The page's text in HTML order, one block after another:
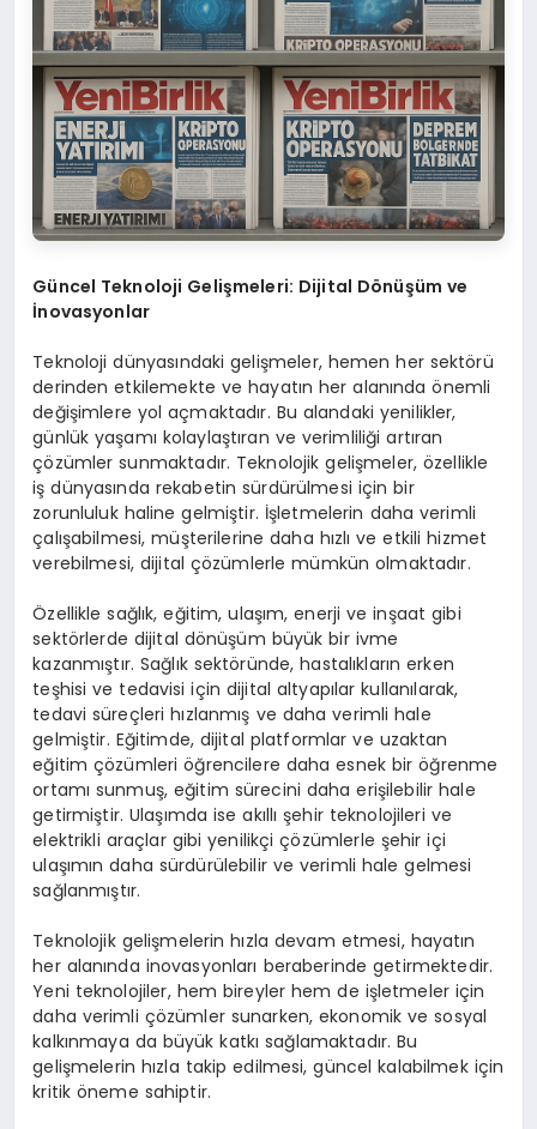
Güncel Teknoloji Gelişmeleri: Dijital Dönüşüm ve
İnovasyonlar
Teknoloji dünyasındaki gelişmeler, hemen her sektörü
derinden etkilemekte ve hayatın her alanında önemli
değişimlere yol açmaktadır. Bu alandaki yenilikler,
günlük yaşamı kolaylaştıran ve verimliliği artıran
çözümler sunmaktadır. Teknolojik gelişmeler, özellikle
iş dünyasında rekabetin sürdürülmesi için bir
zorunluluk haline gelmiştir. İşletmelerin daha verimli
çalışabilmesi, müşterilerine daha hızlı ve etkili hizmet
verebilmesi, dijital çözümlerle mümkün olmaktadır.
Özellikle sağlık, eğitim, ulaşım, enerji ve inşaat gibi
sektörlerde dijital dönüşüm büyük bir ivme
kazanmıştır. Sağlık sektöründe, hastalıkların erken
teşhisi ve tedavisi için dijital altyapılar kullanılarak,
tedavi süreçleri hızlanmış ve daha verimli hale
gelmiştir. Eğitimde, dijital platformlar ve uzaktan
eğitim çözümleri öğrencilere daha esnek bir öğrenme
ortamı sunmuş, eğitim sürecini daha erişilebilir hale
getirmiştir. Ulaşımda ise akıllı şehir teknolojileri ve
elektrikli araçlar gibi yenilikçi çözümlerle şehir içi
ulaşımın daha sürdürülebilir ve verimli hale gelmesi
sağlanmıştır.
Teknolojik gelişmelerin hızla devam etmesi, hayatın
her alanında inovasyonları beraberinde getirmektedir.
Yeni teknolojiler, hem bireyler hem de işletmeler için
daha verimli çözümler sunarken, ekonomik ve sosyal
kalkınmaya da büyük katkı sağlamaktadır. Bu
gelişmelerin hızla takip edilmesi, güncel kalabilmek için
kritik öneme sahiptir.